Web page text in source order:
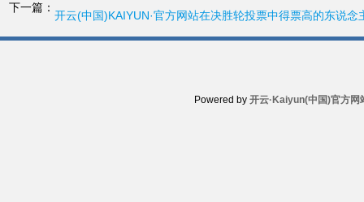
下一篇： 开云(中国)KAIYUN·官方网站在决胜轮投票中得票高的东说
有限公司
Powered by 开云·Kaiyun(中国)官方网